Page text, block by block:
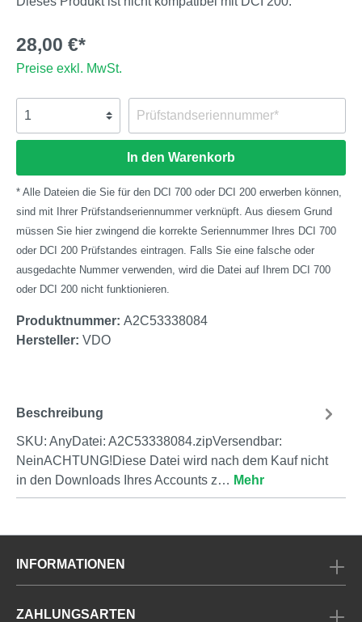
28,00 €*
Preise exkl. MwSt.
In den Warenkorb
* Alle Dateien die Sie für den DCI 700 oder DCI 200 erwerben können,
sind mit Ihrer Prüfstandseriennummer verknüpft. Aus diesem Grund
müssen Sie hier zwingend die korrekte Seriennummer Ihres DCI 700
oder DCI 200 Prüfstandes eintragen. Falls Sie eine falsche oder
ausgedachte Nummer verwenden, wird die Datei auf Ihrem DCI 700
oder DCI 200 nicht funktionieren.
Produktnummer: A2C53338084
Hersteller: VDO
Beschreibung
SKU: AnyDatei: A2C53338084.zipVersendbar:
NeinACHTUNG!Diese Datei wird nach dem Kauf nicht
in den Downloads Ihres Accounts z… Mehr
INFORMATIONEN
ZAHLUNGSARTEN